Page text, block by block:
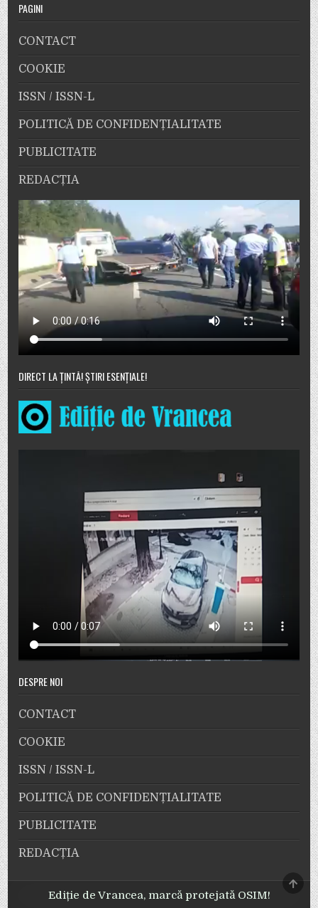
PAGINI
CONTACT
COOKIE
ISSN / ISSN-L
POLITICĂ DE CONFIDENȚIALITATE
PUBLICITATE
REDACȚIA
DIRECT LA ȚINTĂ! ȘTIRI ESENȚIALE!
DESPRE NOI
CONTACT
COOKIE
ISSN / ISSN-L
POLITICĂ DE CONFIDENȚIALITATE
PUBLICITATE
REDACȚIA
Ediție de Vrancea, marcă protejată OSIM! TOP